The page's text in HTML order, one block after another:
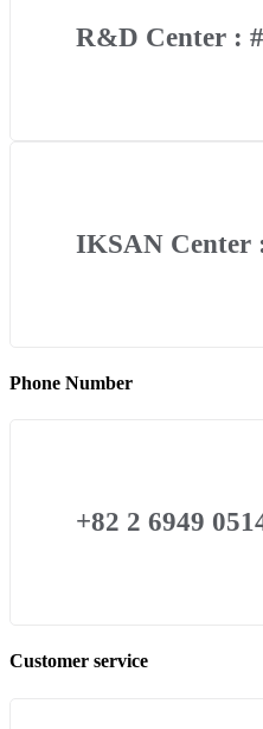
R&D Center :
IKSAN Center
Phone Number
+82 2 6949
Customer service